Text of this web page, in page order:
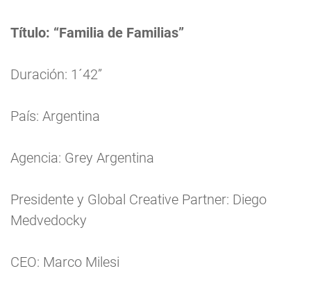
Título: “Familia de Familias”
Duración: 1´42”
País: Argentina
Agencia: Grey Argentina
Presidente y Global Creative Partner: Diego
Medvedocky
CEO: Marco Milesi